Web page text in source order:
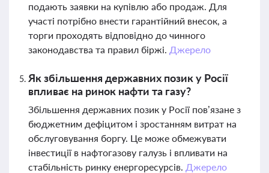
подають заявки на купівлю або продаж. Для
участі потрібно внести гарантійний внесок, а
торги проходять відповідно до чинного
законодавства та правил біржі. Джерело
Як збільшення державних позик у Росії
впливає на ринок нафти та газу?
Збільшення державних позик у Росії пов’язане з
бюджетним дефіцитом і зростанням витрат на
обслуговування боргу. Це може обмежувати
інвестиції в нафтогазову галузь і впливати на
стабільність ринку енергоресурсів. Джерело